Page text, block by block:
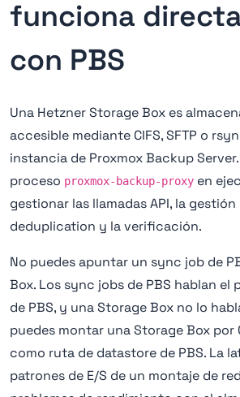
funciona
con PBS
Una Hetzner Storage Box es
accesible mediante CIFS, SFTP o
instancia de Proxmox Backup
proceso proxmox-backup-proxy en
gestionar las llamadas API, la
deduplication y la verificación.
No puedes apuntar un sync job de
Box. Los sync jobs de PBS hablan el
de PBS, y una Storage Box no lo
puedes montar una Storage Box por
como ruta de datastore de PBS. La
patrones de E/S de un montaje de